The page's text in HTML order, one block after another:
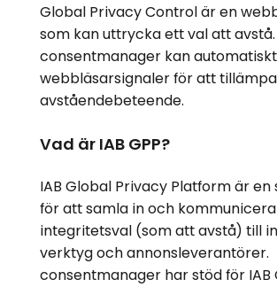
Global Privacy Control är en
som kan uttrycka ett val att avstå.
consentmanager kan
webbläsarsignaler för att tillämpa
avståendebeteende.
Vad är IAB GPP?
IAB Global Privacy Platform är
för att samla in och kommunicera
integritetsval (som att avstå) till
verktyg och annonsleverantörer.
consentmanager har stöd för IAB